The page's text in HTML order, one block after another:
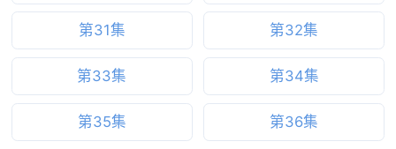
第31集 第32集
第33集 第34集
第35集 第36集